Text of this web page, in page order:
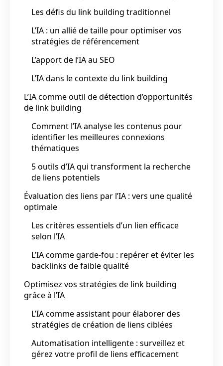
Les défis du link building traditionnel
L’IA : un allié de taille pour optimiser vos
stratégies de référencement
L’apport de l’IA au SEO
L’IA dans le contexte du link building
L’IA comme outil de détection d’opportunités
de link building
Comment l’IA analyse les contenus pour
identifier les meilleures connexions
thématiques
5 outils d’IA qui transforment la recherche
de liens potentiels
Évaluation des liens par l’IA : vers une qualité
optimale
Les critères essentiels d’un lien efficace
selon l’IA
L’IA comme garde-fou : repérer et éviter les
backlinks de faible qualité
Optimisez vos stratégies de link building
grâce à l’IA
L’IA comme assistant pour élaborer des
stratégies de création de liens ciblées
Automatisation intelligente : surveillez et
gérez votre profil de liens efficacement